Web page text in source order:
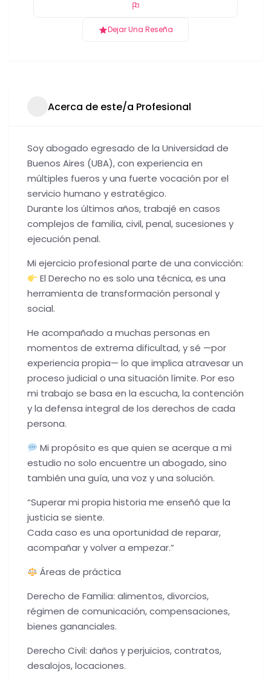
Dejar Una Reseña
Acerca de este/a Profesional
Soy abogado egresado de la Universidad de
Buenos Aires (UBA), con experiencia en
múltiples fueros y una fuerte vocación por el
servicio humano y estratégico.
Durante los últimos años, trabajé en casos
complejos de familia, civil, penal, sucesiones y
ejecución penal.
Mi ejercicio profesional parte de una convicción:
El Derecho no es solo una técnica, es una
herramienta de transformación personal y
social.
He acompañado a muchas personas en
momentos de extrema dificultad, y sé —por
experiencia propia— lo que implica atravesar un
proceso judicial o una situación límite. Por eso
mi trabajo se basa en la escucha, la contención
y la defensa integral de los derechos de cada
persona.
Mi propósito es que quien se acerque a mi
estudio no solo encuentre un abogado, sino
también una guía, una voz y una solución.
“Superar mi propia historia me enseñó que la
justicia se siente.
Cada caso es una oportunidad de reparar,
acompañar y volver a empezar.”
Áreas de práctica
Derecho de Familia: alimentos, divorcios,
régimen de comunicación, compensaciones,
bienes gananciales.
Derecho Civil: daños y perjuicios, contratos,
desalojos, locaciones.